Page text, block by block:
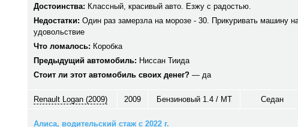
Достоинства: Классный, красивый авто. Езжу с радостью.
Недостатки: Один раз замерзла на морозе - 30. Прикуривать машину
удовольствие
Что ломалось: Коробка
Предыдущий автомобиль: Ниссан Тиида
Стоит ли этот автомобиль своих денег? — да
Renault Logan (2009) 2009 Бензиновый 1.4 / MT Седан
Алиса, водительский стаж с 2022 г.